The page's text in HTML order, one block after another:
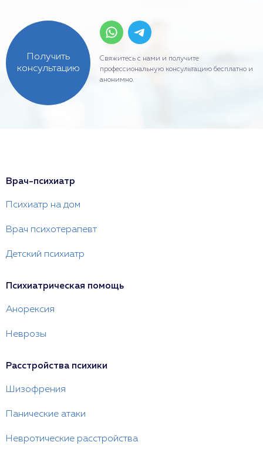
Получить
консультацию
Свяжитесь с нами и получите
профессиональную консультацию бесплатно и
анонимно.
Врач-психиатр
Психиатр на дом
Врач психотерапевт
Детский психиатр
Психиатрическая помощь
Анорексия
Неврозы
Расстройства психики
Шизофрения
Панические атаки
Невротические расстройства